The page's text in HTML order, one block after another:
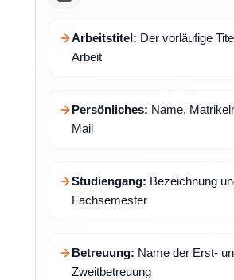
Arbeitstitel: Der vorläufige
Arbeit
Persönliches: Name,
Mail
Studiengang: Bezeichnung
Fachsemester
Betreuung: Name der Erst-
Zweitbetreuung